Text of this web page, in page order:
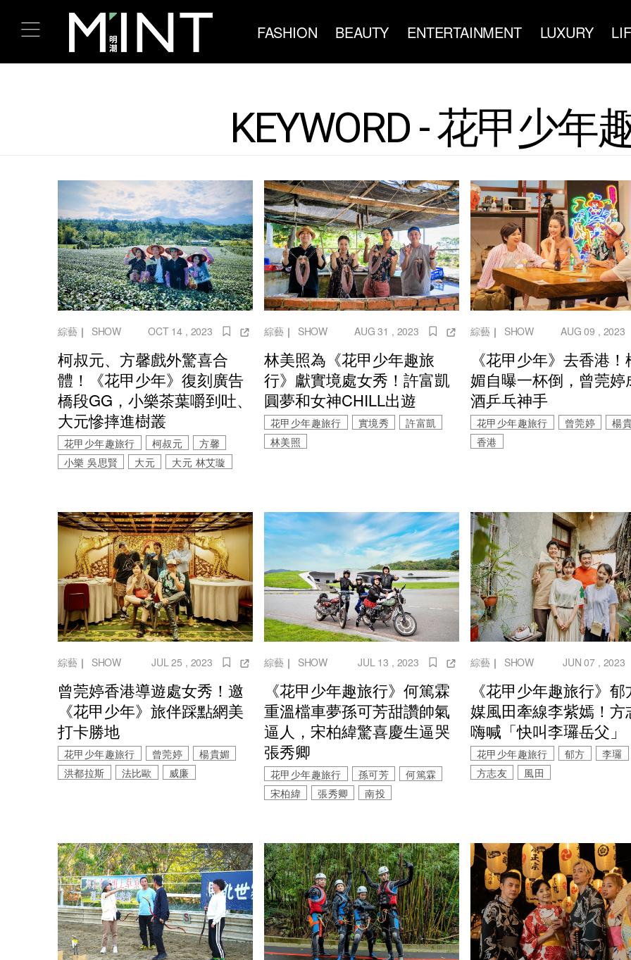
FASHION BEAUTY ENTERTAINMENT LUXURY
KEYWORD - 花甲少年
綜藝 ｜ SHOW OCT 14 , 2023
柯叔元、方馨戲外驚喜合
體！《花甲少年》復刻廣告
橋段GG，小樂茶葉嚼到吐、
大元慘摔進樹叢
花甲少年趣旅行 柯叔元
方馨
小樂 吳思賢
大元 大元 林艾璇
綜藝 ｜ SHOW AUG 31 , 2023
林美照為《花甲少年趣旅
行》獻實境處女秀！許富凱
圓夢和女神CHILL出遊
花甲少年趣旅行 實境秀
許富凱
林美照
綜藝 ｜ SHOW AUG 09 , 2023
《花甲少年》去香港
媚自曝一杯倒，曾莞婷
酒乒乓神手
花甲少年趣旅行 曾莞婷
楊
香港
綜藝 ｜ SHOW JUL 25 , 2023
曾莞婷香港導遊處女秀！邀
《花甲少年》旅伴踩點網美
打卡勝地
花甲少年趣旅行 曾莞婷
楊貴媚
洪都拉斯
法比歐 威廉
綜藝 ｜ SHOW JUL 13 , 2023
《花甲少年趣旅行》何篤霖
重溫檔車夢孫可芳甜讚帥氣
逼人，宋柏緯驚喜慶生逼哭
張秀卿
花甲少年趣旅行 孫可芳
何篤霖
宋柏緯
張秀卿 南投
綜藝 ｜ SHOW JUN 07 , 2023
《花甲少年趣旅行》
媒風田牽線李紫嫣！方
嗨喊「快叫李㼈岳父」
花甲少年趣旅行 郁方
李㼈
方志友
風田